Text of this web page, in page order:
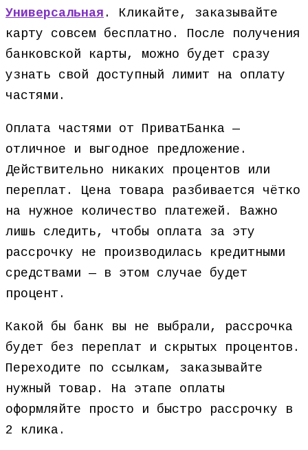
Универсальная . Кликайте, заказывайте
карту совсем бесплатно. После получения
банковской карты, можно будет сразу
узнать свой доступный лимит на оплату
частями.
Оплата частями от ПриватБанка —
отличное и выгодное предложение.
Действительно никаких процентов или
переплат. Цена товара разбивается чётко
на нужное количество платежей. Важно
лишь следить, чтобы оплата за эту
рассрочку не производилась кредитными
средствами — в этом случае будет
процент.
Какой бы банк вы не выбрали, рассрочка
будет без переплат и скрытых процентов.
Переходите по ссылкам, заказывайте
нужный товар. На этапе оплаты
оформляйте просто и быстро рассрочку в
2 клика.